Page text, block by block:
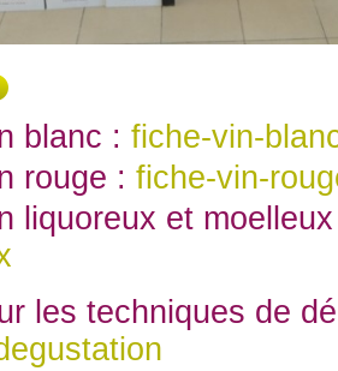
blanc : fiche-vin-
rouge : fiche-vin-
liquoreux et
les techniques de